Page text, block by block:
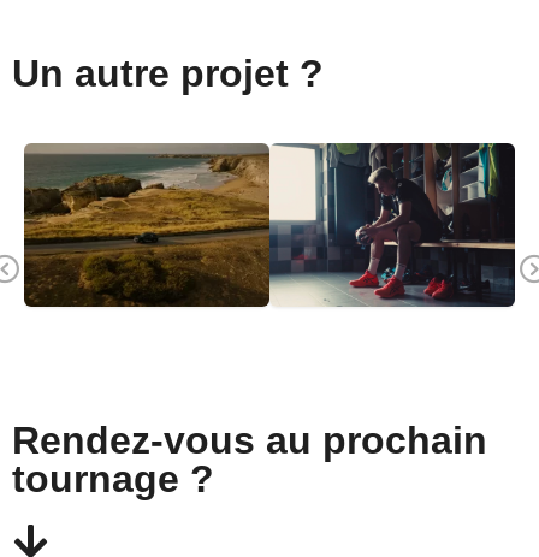
Un autre projet ?
Previous
Rendez-vous au prochain
tournage ?